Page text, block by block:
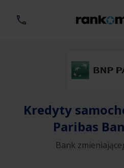
Kredyty
Paribas
Bank